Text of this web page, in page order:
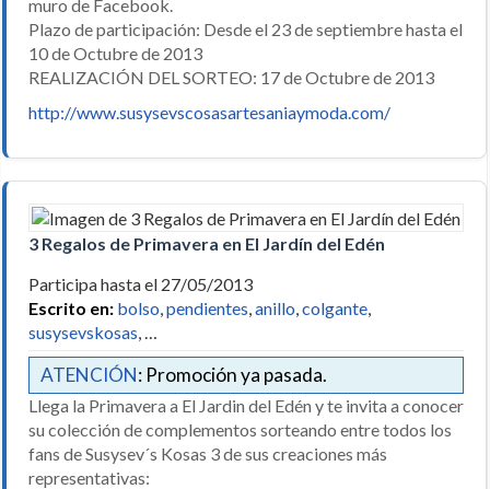
muro de Facebook.
Plazo de participación: Desde el 23 de septiembre hasta el
10 de Octubre de 2013
REALIZACIÓN DEL SORTEO: 17 de Octubre de 2013
http://www.susysevscosasartesaniaymoda.com/
3 Regalos de Primavera en El Jardín del Edén
Participa hasta el 27/05/2013
Escrito en: bolso,pendientes,anillo,colgante,
susysevskosas, …
ATENCIÓN: Promoción ya pasada.
Llega la Primavera a El Jardin del Edén y te invita a conocer
su colección de complementos sorteando entre todos los
fans de Susysev´s Kosas 3 de sus creaciones más
representativas: